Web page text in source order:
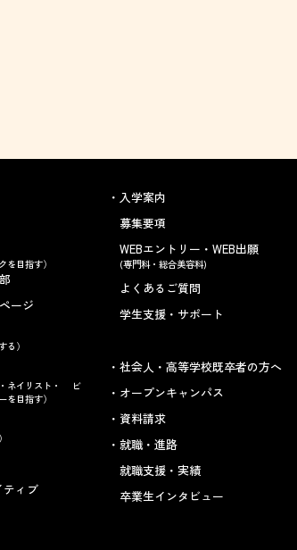
を目指す）
ージ
る）
・ネイリスト・ ビ
を目指す）
ティブ
入学案内
募集要項
WEBエントリー・WEB出願
(専門科・総合美容科)
よくあるご質問
学生支援・サポート
社会人・高等学校既卒者の方へ
オープンキャンパス
資料請求
就職・進路
就職支援・実績
卒業生インタビュー